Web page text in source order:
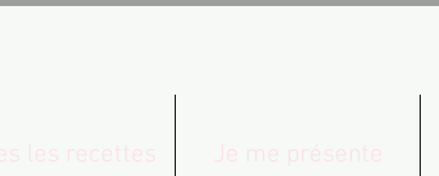
les recettes Je me présente